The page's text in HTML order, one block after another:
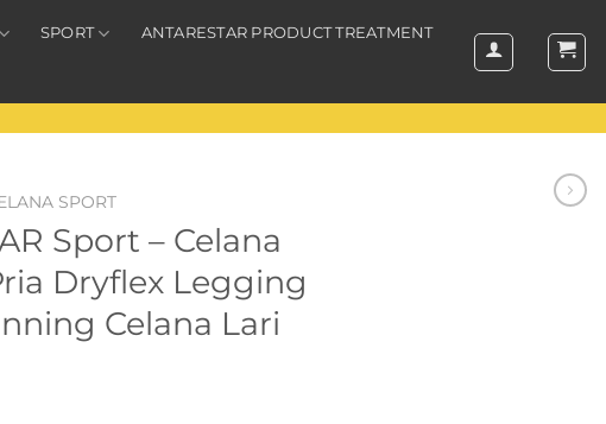
SPORT ANTARESTAR PRODUCT TREATMENT
SPORT
Sport – Celana
Dryflex Legging
Celana Lari